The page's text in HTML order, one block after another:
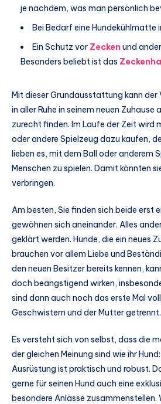
je nachdem, was man persönlich
Bei Bedarf eine Hundekühlmatte
Ein Schutz vor Zecken und
Besonders beliebt ist das
Mit dieser Grundausstattung kann der
in aller Ruhe in seinem neuen Zuhause
zurecht finden. Im Laufe der Zeit wird
oder andere Spielzeug dazu kaufen,
lieben es, mit dem Ball oder anderem
Menschen zu spielen. Damit könnten
verbringen.
Am besten, Sie finden sich beide erst
gewöhnen sich aneinander. Alles
geklärt werden. Hunde, die ein neues
brauchen vor allem Liebe und
den neuen Besitzer bereits kennen,
doch beängstigend wirken,
sind dann auch noch das erste Mal
Geschwistern und der Mutter getrennt.
Es versteht sich von selbst, dass die
der gleichen Meinung sind wie ihr
Ausrüstung ist praktisch und robust.
gerne für seinen Hund auch eine
besondere Anlässe zusammenstellen.